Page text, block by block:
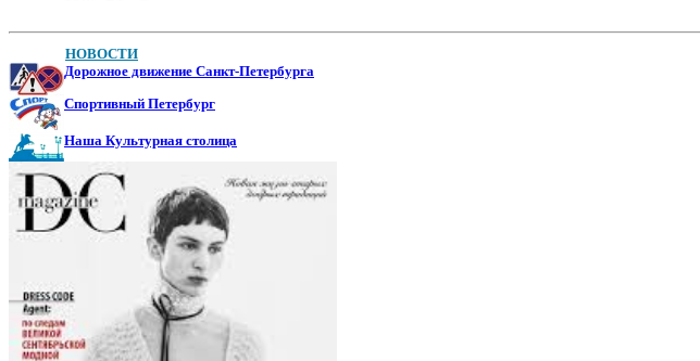
НОВОСТИ
Дорожное движение Санкт-Петербурга
Спортивный Петербург
Наша Культурная столица